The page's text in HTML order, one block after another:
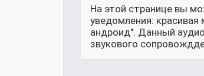
На этой странице вы
уведомления: красивая
андроид". Данный
звукового